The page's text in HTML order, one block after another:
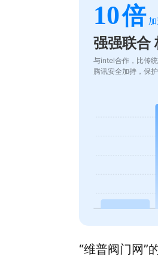
10倍
强强联合
与intel合作，比传
腾讯安全加持，保
“维普阀门网”